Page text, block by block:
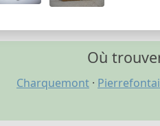
Où
Charquemont ·